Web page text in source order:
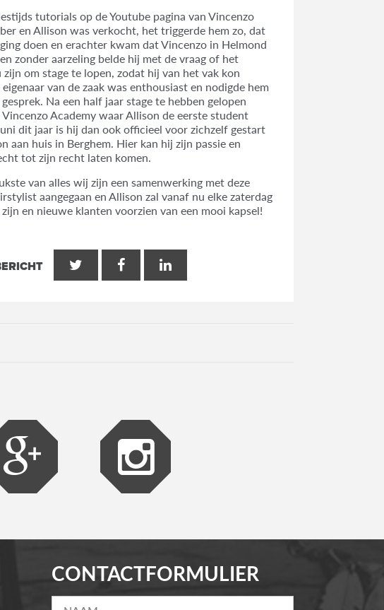
tutorials op de Youtube pagina van Vincenzo
en Allison was verkocht, het triggerde hem zo, dat
doen en erachter kwam dat Vincenzo in Helmond
zonder aarzeling belde hij met de vraag of het
zijn om stage te lopen, zodat hij van het vak kon
van de zaak was enthousiast en nodigde hem
Na een half jaar stage te hebben gelopen
Academy waar Allison de eerste student
dit jaar is hij dan ook officieel voor zichzelf gestart
aan huis in Berghem. Hier kan hij zijn passie en
tot zijn recht laten komen.
van alles wij zijn een samenwerking met deze
aangegaan en Allison zal vanaf nu elke zaterdag
en nieuwe klanten voorzien van een mooi kapsel!
CONTACTFORMULIER